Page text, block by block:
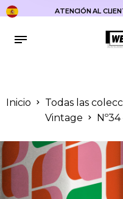
ATENCIÓN AL
Inicio Todas las
Vintage